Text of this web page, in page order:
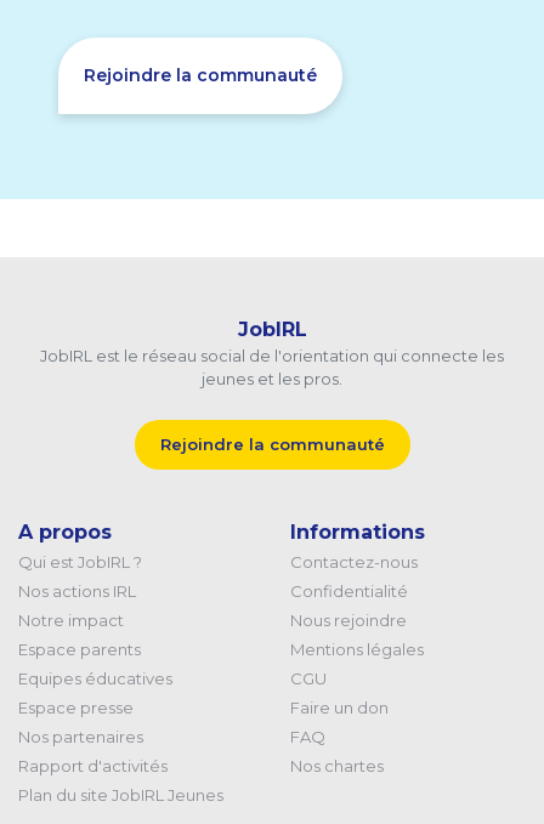
Rejoindre la communauté
JobIRL
JobIRL est le réseau social de l'orientation qui connecte les
jeunes et les pros.
Rejoindre la communauté
A propos
Qui est JobIRL ?
Nos actions IRL
Notre impact
Espace parents
Equipes éducatives
Espace presse
Nos partenaires
Rapport d'activités
Plan du site JobIRL Jeunes
Informations
Contactez-nous
Confidentialité
Nous rejoindre
Mentions légales
CGU
Faire un don
FAQ
Nos chartes